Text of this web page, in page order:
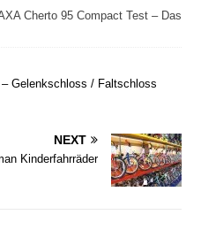
Cherto 95 Compact Test – Das
Gelenkschloss / Faltschloss
NEXT
Kinderfahrräder